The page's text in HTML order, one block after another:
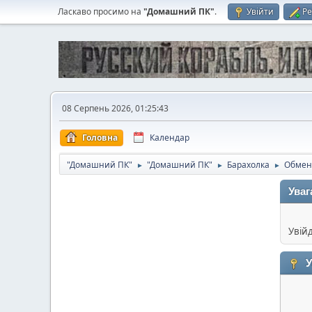
Ласкаво просимо на "Домашний ПК". Увійти
08 Серпень 2026, 01:25:43
Головна Календар
"Домашний ПК" ► "Домашний ПК" ► Барахолка ► Обмен